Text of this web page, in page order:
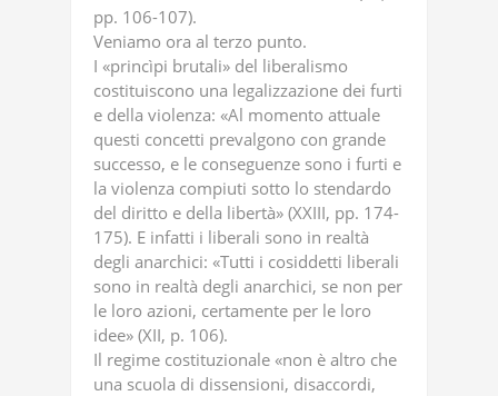
pp. 106-107).
Veniamo ora al terzo punto.
I «princìpi brutali» del liberalismo
costituiscono una legalizzazione dei furti
e della violenza: «Al momento attuale
questi concetti prevalgono con grande
successo, e le conseguenze sono i furti e
la violenza compiuti sotto lo stendardo
del diritto e della libertà» (XXIII, pp. 174-
175). E infatti i liberali sono in realtà
degli anarchici: «Tutti i cosiddetti liberali
sono in realtà degli anarchici, se non per
le loro azioni, certamente per le loro
idee» (XII, p. 106).
Il regime costituzionale «non è altro che
una scuola di dissensioni, disaccordi,